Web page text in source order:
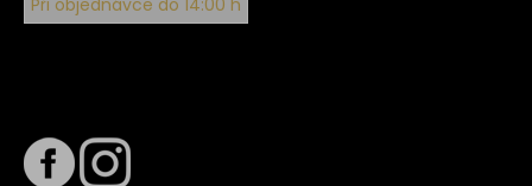
Při objednávce do 14:00 h